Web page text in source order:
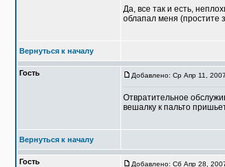
Да, все так и есть,
облапал меня (простите
Вернуться к началу
Гость Добавлено: Ср Апр 11,
Отвратительное
вешалку к пальто
Вернуться к началу
Гость Добавлено: Сб Апр 28,